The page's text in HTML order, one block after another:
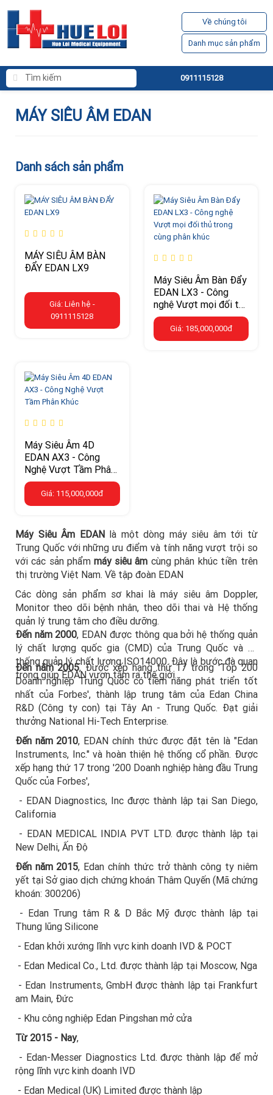
Về chúng tôi
Danh mục sản phẩm
0911115128
MÁY SIÊU ÂM EDAN
Danh sách sản phẩm
MÁY SIÊU ÂM BÀN
ĐẨY EDAN LX9
Giá: Liên hệ -
0911115128
Máy Siêu Âm Bàn Đẩy
EDAN LX3 - Công
nghệ Vượt mọi đối thủ
trong cùng phân khúc
Giá: 185,000,000đ
Máy Siêu Âm 4D
EDAN AX3 - Công
Nghệ Vượt Tầm Phân
Khúc
Giá: 115,000,000đ
Máy Siêu Âm EDAN là một dòng máy siêu âm tới từ
Trung Quốc với những ưu điểm và tính năng vượt trội so
với các sản phẩm máy siêu âm cùng phân khúc tiền trên
thị trường Việt Nam. Về tập đoàn EDAN
Các dòng sản phẩm sơ khai là máy siêu âm Doppler,
Monitor theo dõi bệnh nhân, theo dõi thai và Hệ thống
quản lý trung tâm cho điều dưỡng.
Đến năm 2000, EDAN được thông qua bởi hệ thống quản
lý chất lượng quốc gia (CMD) của Trung Quốc và hệ
thống quản lý chất lượng ISO14000. Đây là bước đà quan
trọng giúp EDAN vươn tầm ra thế giới.
Đến năm 2005, Được xếp hạng thứ 17 trong 'Top 200
Doanh nghiệp Trung Quốc có tiềm năng phát triển tốt
nhất của Forbes', thành lập trung tâm của Edan China
R&D (Công ty con) tại Tây An - Trung Quốc. Đạt giải
thưởng National Hi-Tech Enterprise.
Đến năm 2010, EDAN chính thức được đặt tên là "Edan
Instruments, Inc." và hoàn thiện hệ thống cổ phần. Được
xếp hạng thứ 17 trong '200 Doanh nghiệp hàng đầu Trung
Quốc của Forbes',
- EDAN Diagnostics, Inc được thành lập tại San Diego,
California
- EDAN MEDICAL INDIA PVT LTD. được thành lập tại
New Delhi, Ấn Độ
Đến năm 2015, Edan chính thức trở thành công ty niêm
yết tại Sở giao dịch chứng khoán Thâm Quyến (Mã chứng
khoán: 300206)
- Edan Trung tâm R & D Bắc Mỹ được thành lập tại
Thung lũng Silicone
- Edan khởi xướng lĩnh vực kinh doanh IVD & POCT
- Edan Medical Co., Ltd. được thành lập tại Moscow, Nga
- Edan Instruments, GmbH được thành lập tại Frankfurt
am Main, Đức
- Khu công nghiệp Edan Pingshan mở cửa
Từ 2015 - Nay,
- Edan-Messer Diagnostics Ltd. được thành lập để mở
rộng lĩnh vực kinh doanh IVD
- Edan Medical (UK) Limited được thành lập